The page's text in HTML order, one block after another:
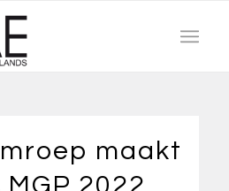
maakt
MGP 2022